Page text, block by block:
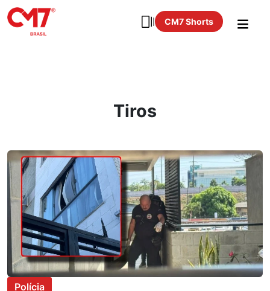
CM7 Shorts
Tiros
Polícia